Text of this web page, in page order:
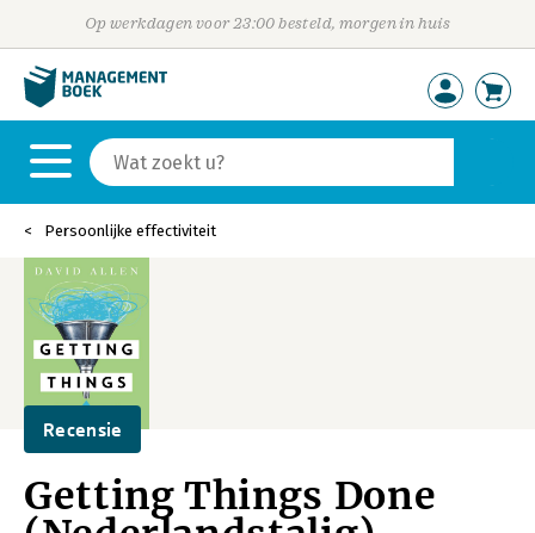
Op werkdagen voor 23:00 besteld, morgen in huis
Persoonlijke effectiviteit
Recensie
Getting Things Done